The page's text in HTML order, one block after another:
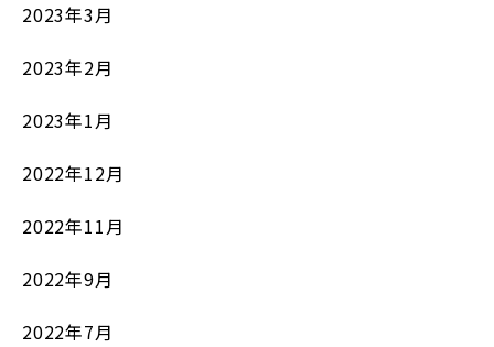
2023年3月
2023年2月
2023年1月
2022年12月
2022年11月
2022年9月
2022年7月